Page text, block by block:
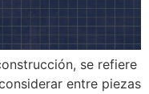
se refiere
entre piezas